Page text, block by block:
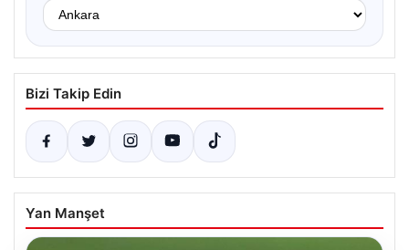
Bizi Takip Edin
Yan Manşet